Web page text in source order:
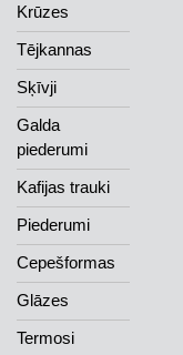
Krūzes
Tējkannas
Sķīvji
Galda
piederumi
Kafijas trauki
Piederumi
Cepešformas
Glāzes
Termosi